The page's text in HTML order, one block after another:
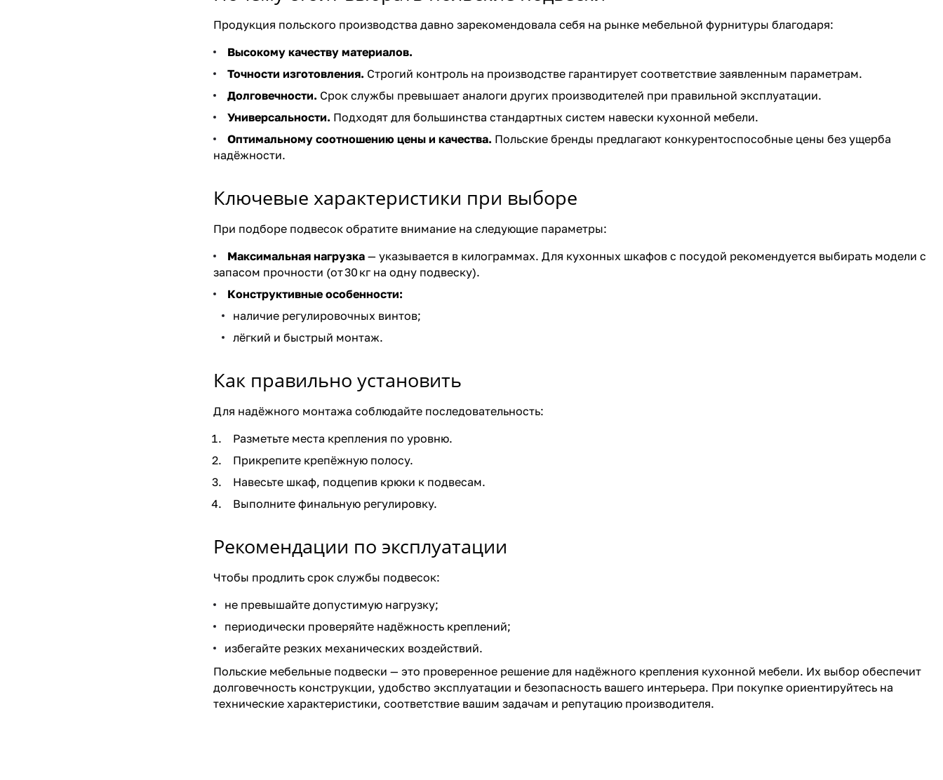
Продукция польского производства давно зарекомендовала себя на рынке мебельной фурнитуры благодаря:
Высокому качеству материалов.
Точности изготовления. Строгий контроль на производстве гарантирует соответствие заявленным параметрам.
Долговечности. Срок службы превышает аналоги других производителей при правильной эксплуатации.
Универсальности. Подходят для большинства стандартных систем навески кухонной мебели.
Оптимальному соотношению цены и качества. Польские бренды предлагают конкурентоспособные цены без ущерба
надёжности.
Ключевые характеристики при выборе
При подборе подвесок обратите внимание на следующие параметры:
Максимальная нагрузка — указывается в килограммах. Для кухонных шкафов с посудой рекомендуется выбирать модели с
запасом прочности (от 30 кг на одну подвеску).
Конструктивные особенности:
наличие регулировочных винтов;
лёгкий и быстрый монтаж.
Как правильно установить
Для надёжного монтажа соблюдайте последовательность:
Разметьте места крепления по уровню.
Прикрепите крепёжную полосу.
Навесьте шкаф, подцепив крюки к подвесам.
Выполните финальную регулировку.
Рекомендации по эксплуатации
Чтобы продлить срок службы подвесок:
не превышайте допустимую нагрузку;
периодически проверяйте надёжность креплений;
избегайте резких механических воздействий.
Польские мебельные подвески — это проверенное решение для надёжного крепления кухонной мебели. Их выбор обеспечит
долговечность конструкции, удобство эксплуатации и безопасность вашего интерьера. При покупке ориентируйтесь на
технические характеристики, соответствие вашим задачам и репутацию производителя.